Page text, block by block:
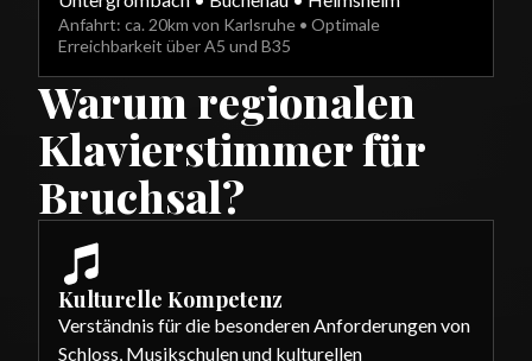
Anfahrt: ca. 20km von Karlsruhe • Optimale
Erreichbarkeit über A5 und B35
Warum regionalen
Klavierstimmer für
Bruchsal?
Kulturelle Kompetenz
Verständnis für die besonderen Anforderungen von
Schloss, Musikschulen und kulturellen